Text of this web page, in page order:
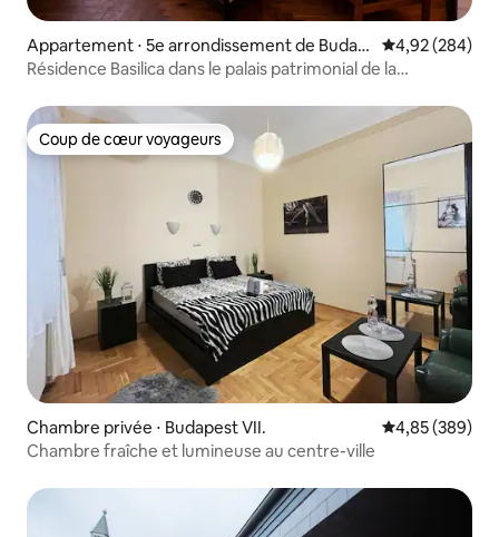
Appartement ⋅ 5e arrondissement de Budap
est
Évaluation
4,92 (284)
Résidence Basilica dans le palais patrimonial de la
Coup de cœur voyageurs
Coup de cœur voyageurs
Chambre privée ⋅ Budapest VII. Évaluation
4,85 (389)
Chambre fraîche et lumineuse au centre-ville